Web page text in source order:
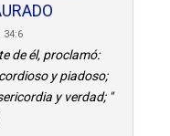
34:6
de él, proclamó:
y piadoso;
y verdad; "